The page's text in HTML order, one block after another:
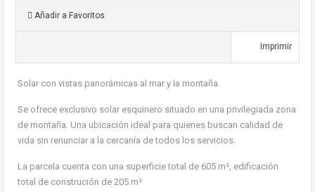
Añadir a Favoritos
Imprimir
Solar con vistas panorámicas al mar y la montaña
Se ofrece exclusivo solar esquinero situado en una privilegiada zona
de montaña. Una ubicación ideal para quienes buscan calidad de
vida sin renunciar a la cercanía de todos los servicios.
La parcela cuenta con una superficie total de 605 m², edificación
total de construción de 205 m²